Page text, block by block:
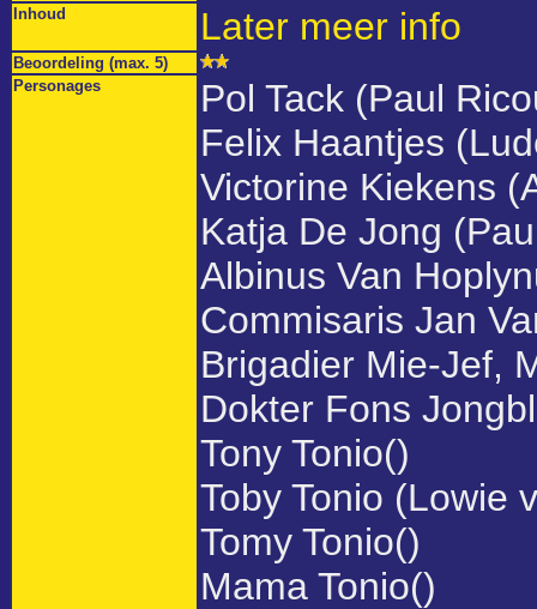
Inhoud Later meer info
Beoordeling (max. 5)
Personages
Pol Tack (Paul
Felix Haantjes
Victorine Kiekens
Katja De Jong
Albinus Van
Commisaris Jan
Brigadier Mie-Jef,
Dokter Fons
Tony Tonio()
Toby Tonio (Lowie
Tomy Tonio()
Mama Tonio()